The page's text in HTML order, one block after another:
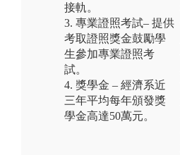
接軌。
3. 專業證照考試– 提供
考取證照獎金鼓勵學
生參加專業證照考
試。
4. 獎學金 – 經濟系近
三年平均每年頒發獎
學金高達50萬元。